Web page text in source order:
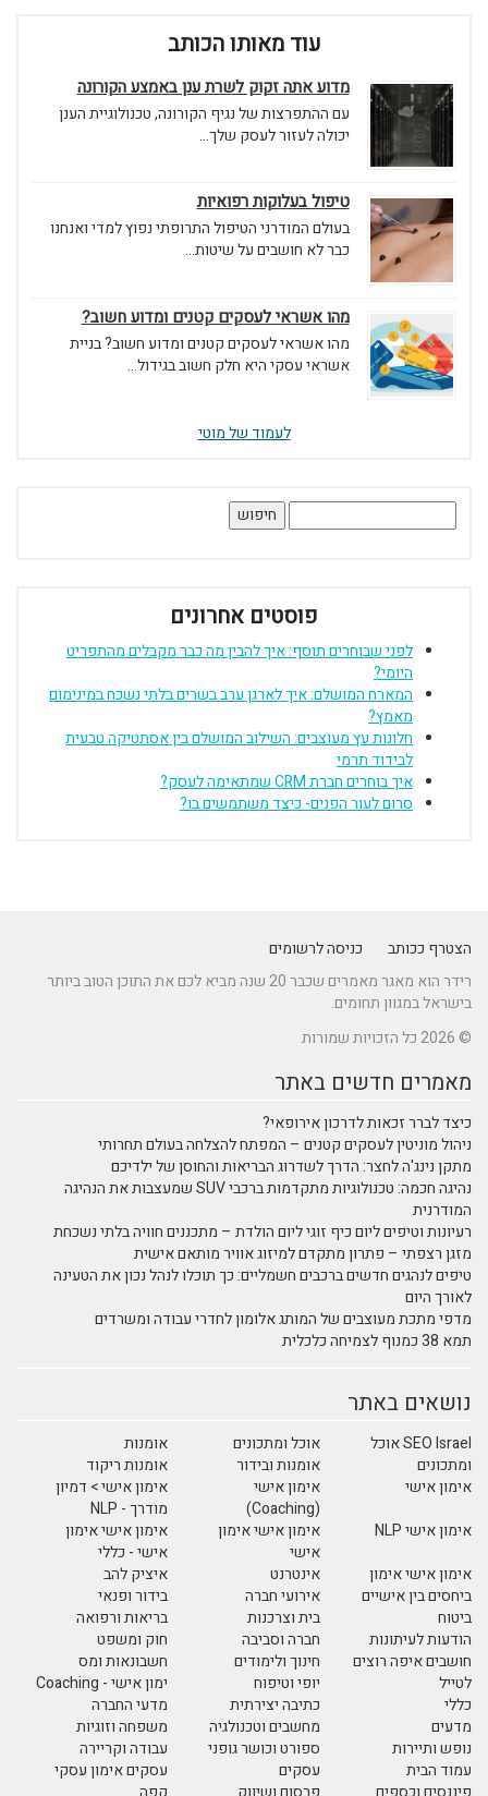
עוד מאותו הכותב
מדוע אתה זקוק לשרת ענן באמצע הקורונה
עם ההתפרצות של נגיף הקורונה, טכנולוגיית הענן
יכולה לעזור לעסק שלך...
טיפול בעלוקות רפואיות
בעולם המודרני הטיפול התרופתי נפוץ למדי ואנחנו
כבר לא חושבים על שיטות...
מהו אשראי לעסקים קטנים ומדוע חשוב?
מהו אשראי לעסקים קטנים ומדוע חשוב? בניית
אשראי עסקי היא חלק חשוב בגידול...
לעמוד של מוטי
פוסטים אחרונים
לפני שבוחרים תוסף: איך להבין מה כבר מקבלים מהתפריט
היומי?
המארח המושלם: איך לארגן ערב בשרים בלתי נשכח במינימום
מאמץ?
חלונות עץ מעוצבים: השילוב המושלם בין אסתטיקה טבעית
לבידוד תרמי
איך בוחרים חברת CRM שמתאימה לעסק?
סרום לעור הפנים- כיצד משתמשים בו?
הצטרף ככותב
כניסה לרשומים
רידר הוא מאגר מאמרים שכבר 20 שנה מביא לכם את התוכן הטוב ביותר
בישראל במגוון תחומים.
© 2026 כל הזכויות שמורות
מאמרים חדשים באתר
כיצד לברר זכאות לדרכון אירופאי?
ניהול מוניטין לעסקים קטנים – המפתח להצלחה בעולם תחרותי
מתקן נינג'ה לחצר: הדרך לשדרוג הבריאות והחוסן של ילדיכם
נהיגה חכמה: טכנולוגיות מתקדמות ברכבי SUV שמעצבות את הנהיגה
המודרנית
רעיונות וטיפים ליום כיף זוגי ליום הולדת – מתכננים חוויה בלתי נשכחת
מזגן רצפתי – פתרון מתקדם למיזוג אוויר מותאם אישית
טיפים לנהגים חדשים ברכבים חשמליים: כך תוכלו לנהל נכון את הטעינה
לאורך היום
מדפי מתכת מעוצבים של המותג אלומון לחדרי עבודה ומשרדים
תמא 38 כמנוף לצמיחה כלכלית
נושאים באתר
SEO Israel אוכל
ומתכונים
אוכל ומתכונים
אומנות
אומנות ובידור
אומנות ריקוד
אימון אישי
אימון אישי
(Coaching)
אימון אישי > דמיון
מודרך - NLP
אימון אישי NLP
אימון אישי אימון
אישי
אימון אישי אימון
אישי - כללי
אימון אישי אימון
ביחסים בין אישיים
אינטרנט
איציק להב
אירועי חברה
בידור ופנאי
ביטוח
בית וצרכנות
בריאות ורפואה
הודעות לעיתונות
חברה וסביבה
חוק ומשפט
חושבים איפה רוצים
לטייל
חינוך ולימודים
חשבונאות ומס
יופי וטיפוח
ימון אישי - Coaching
כללי
כתיבה יצירתית
מדעי החברה
מדעים
מחשבים וטכנולגיה
משפחה וזוגיות
נופש ותיירות
ספורט וכושר גופני
עבודה וקריירה
עמוד הבית
עסקים
עסקים אימון עסקי